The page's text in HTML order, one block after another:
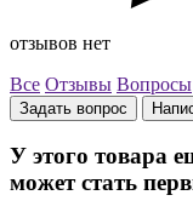
отзывов нет
Все Отзывы Вопросы
Задать вопрос
У этого товара
может стать